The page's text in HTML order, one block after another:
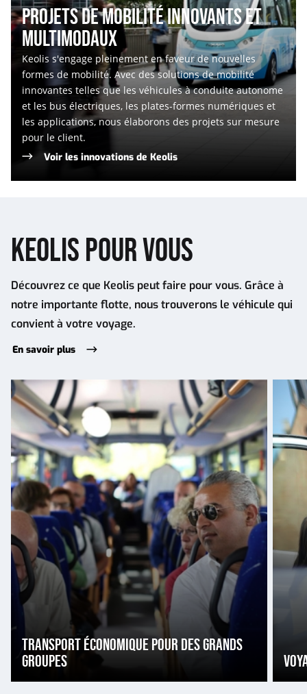
PROJETS DE MOBILITÉ INNOVANTS ET
MULTIMODAUX
Keolis s'engage pleinement en faveur de nouvelles
formes de mobilité. Avec des solutions de mobilité
innovantes telles que les véhicules à conduite autonome
et les bus électriques, les plates-formes numériques et
les applications, nous élaborons des projets sur mesure
pour le client.
Voir les innovations de Keolis
KEOLIS POUR VOUS
Découvrez ce que Keolis peut faire pour vous. Grâce à
notre importante flotte, nous trouverons le véhicule qui
convient à votre voyage.
En savoir plus
TRANSPORT ÉCONOMIQUE POUR DES GRANDS
GROUPES
Transport
économique
pour
des
grands
groupes
pour
petits